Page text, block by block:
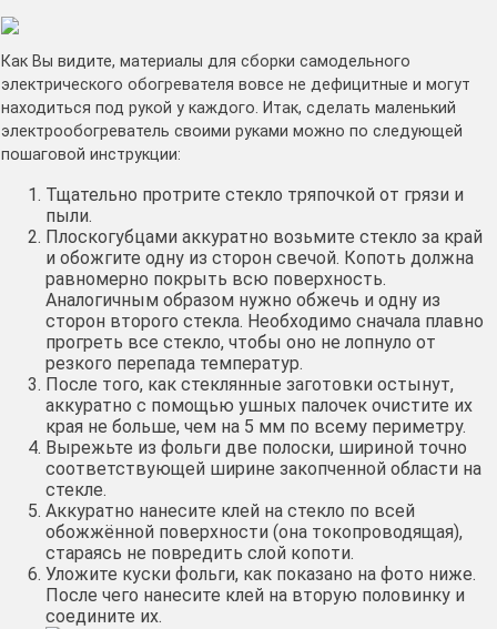
Как Вы видите, материалы для сборки самодельного
электрического обогревателя вовсе не дефицитные и могут
находиться под рукой у каждого. Итак, сделать маленький
электрообогреватель своими руками можно по следующей
пошаговой инструкции:
Тщательно протрите стекло тряпочкой от грязи и
пыли.
Плоскогубцами аккуратно возьмите стекло за край
и обожгите одну из сторон свечой. Копоть должна
равномерно покрыть всю поверхность.
Аналогичным образом нужно обжечь и одну из
сторон второго стекла. Необходимо сначала плавно
прогреть все стекло, чтобы оно не лопнуло от
резкого перепада температур.
После того, как стеклянные заготовки остынут,
аккуратно с помощью ушных палочек очистите их
края не больше, чем на 5 мм по всему периметру.
Вырежьте из фольги две полоски, шириной точно
соответствующей ширине закопченной области на
стекле.
Аккуратно нанесите клей на стекло по всей
обожжённой поверхности (она токопроводящая),
стараясь не повредить слой копоти.
Уложите куски фольги, как показано на фото ниже.
После чего нанесите клей на вторую половинку и
соедините их.